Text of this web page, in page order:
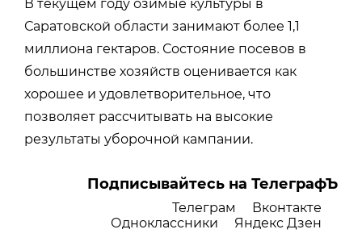
В текущем году озимые культуры в
Саратовской области занимают более 1,1
миллиона гектаров. Состояние посевов в
большинстве хозяйств оценивается как
хорошее и удовлетворительное, что
позволяет рассчитывать на высокие
результаты уборочной кампании.
Подписывайтесь на ТелеграфЪ
Телеграм
Вконтакте
Одноклассники
Яндекс Дзен